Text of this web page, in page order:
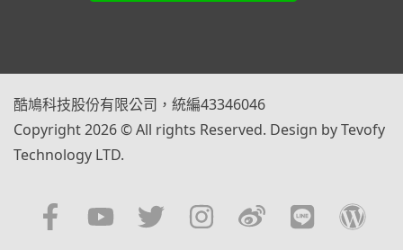
酷鳩科技股份有限公司，統編43346046
Copyright 2026 © All rights Reserved. Design by Tevofy
Technology LTD.